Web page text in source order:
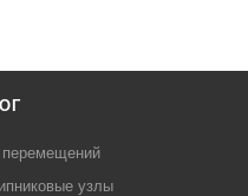
перемещений
узлы